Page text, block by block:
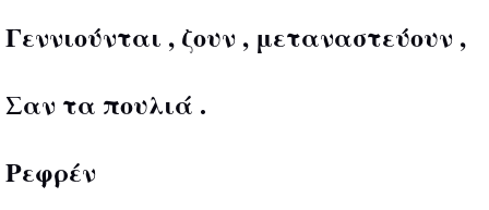
Γεννιούνται , ζουν , μεταναστεύουν ,
Σαν τα πουλιά .
Ρεφρέν